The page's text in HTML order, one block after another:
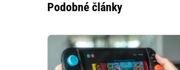
Podobné články